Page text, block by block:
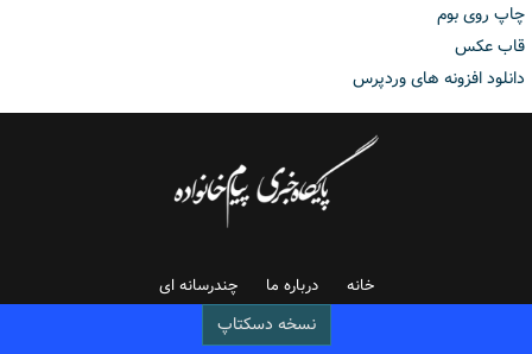
چاپ روی بوم
قاب عکس
دانلود افزونه های وردپرس
خانه درباره ما چندرسانه ای
نسخه دسکتاپ